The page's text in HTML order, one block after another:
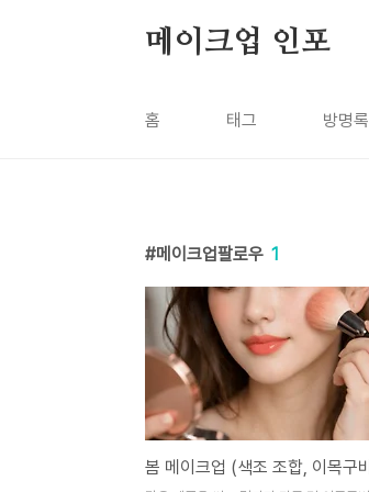
메이크업 인포
홈 태그 방명록
메이크업팔로우 1